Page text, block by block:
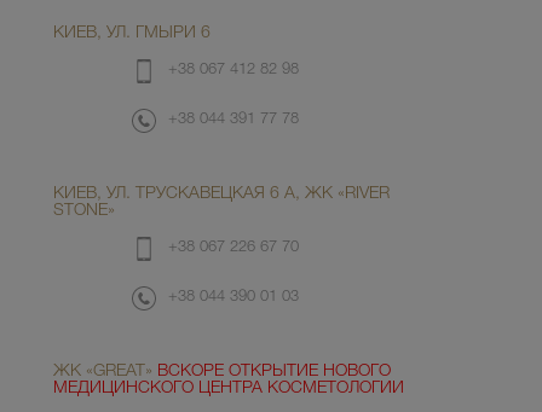
КИЕВ, УЛ. ГМЫРИ 6
+38 067 412 82 98
+38 044 391 77 78
КИЕВ, УЛ. ТРУСКАВЕЦКАЯ 6 А, ЖК «RIVER
STONE»
+38 067 226 67 70
+38 044 390 01 03
ЖК «GREAT» ВСКОРЕ ОТКРЫТИЕ НОВОГО
МЕДИЦИНСКОГО ЦЕНТРА КОСМЕТОЛОГИИ